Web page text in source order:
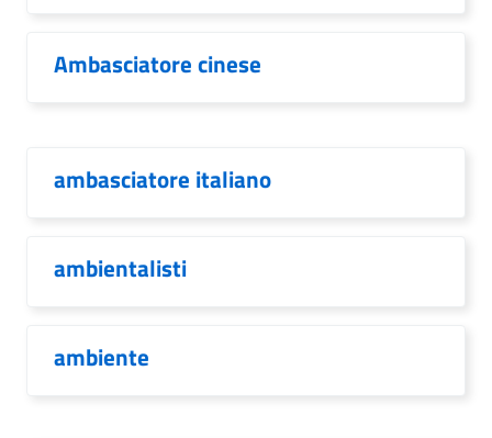
Ambasciatore cinese
ambasciatore italiano
ambientalisti
ambiente